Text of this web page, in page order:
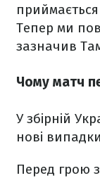
Тепер ми
зазначив
Чому матч
У збірній
нові
Перед грою